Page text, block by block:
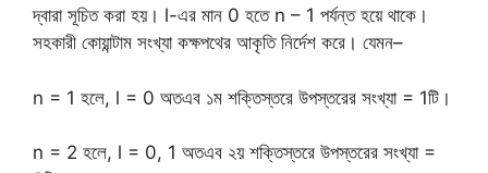
দ্বারা সূচিত করা হয়। l-এর মান 0 হতে n – 1 পর্যন্ত হয়ে থাকে।
সহকারী কোয়ান্টাম সংখ্যা কক্ষপথের আকৃতি নির্দেশ করে। যেমন–
n = 1 হলে, l = 0 অতএব ১ম শক্তিস্তরে উপস্তরের সংখ্যা = 1টি।
n = 2 হলে, l = 0, 1 অতএব ২য় শক্তিস্তরে উপস্তরের সংখ্যা =